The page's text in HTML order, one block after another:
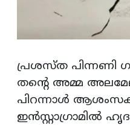
പ്രശസ്ത പിന്നണി
തൻ്റെ അമ്മ
പിറന്നാൾ
ഇൻസ്റ്റാഗ്രാമിൽ